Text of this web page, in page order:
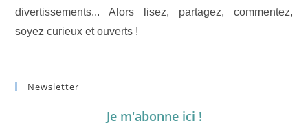
divertissements... Alors lisez, partagez, commentez,
soyez curieux et ouverts !
Newsletter
Je m'abonne ici !